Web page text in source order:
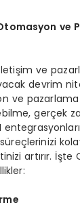
ve
ve
devrim
ve pazarlama
gerçek
artırır. İşte